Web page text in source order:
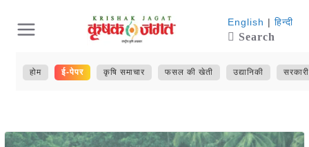
content
English | हिन्दी
Search
होम ई-पेपर कृषि समाचार फसल की खेती उद्यानिकी